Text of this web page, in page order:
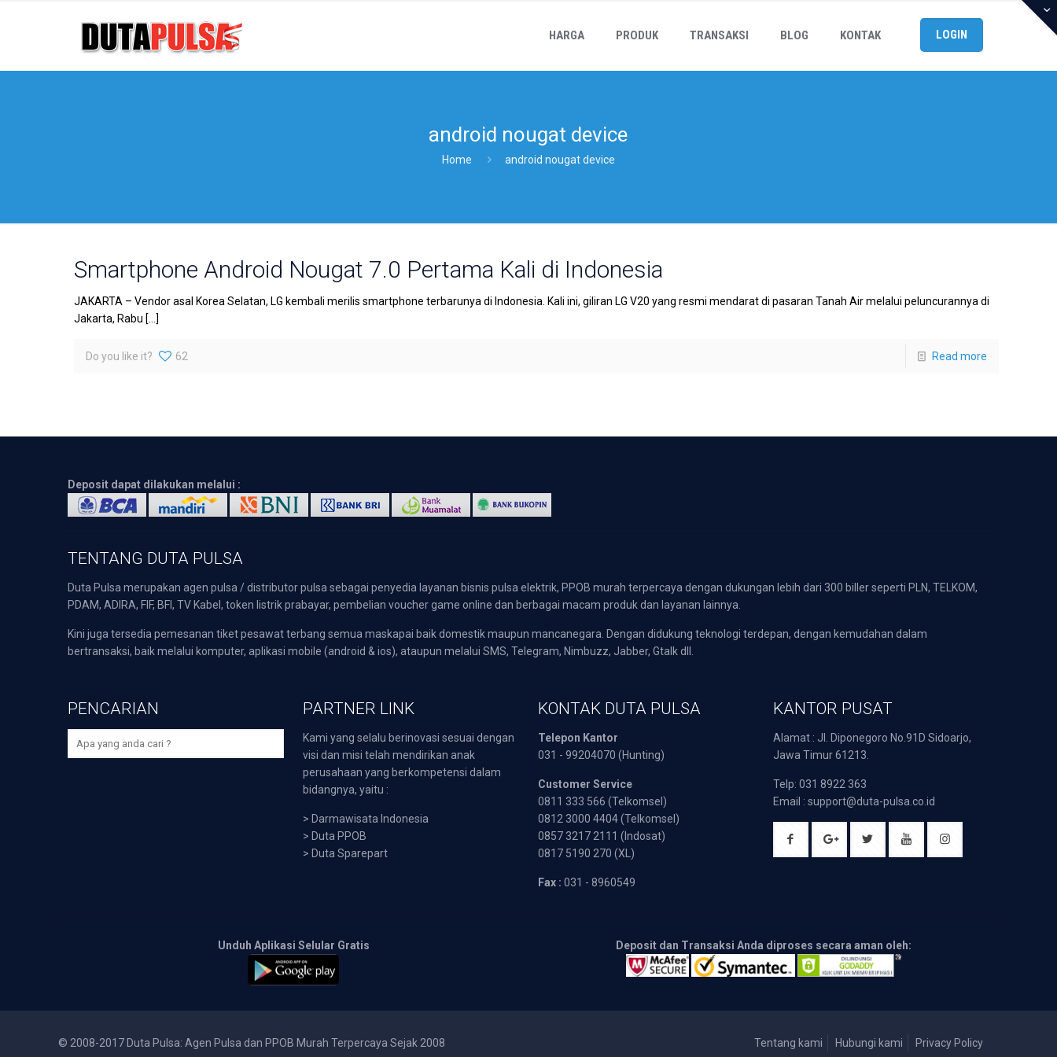
HARGA PRODUK TRANSAKSI BLOG KONTAK LOGIN
android nougat device
Home android nougat device
Smartphone Android Nougat 7.0 Pertama Kali di Indonesia
JAKARTA – Vendor asal Korea Selatan, LG kembali merilis smartphone terbarunya di Indonesia. Kali ini, giliran LG V20 yang resmi mendarat di pasaran Tanah Air melalui peluncurannya di
Jakarta, Rabu […]
Do you like it? 62 Read more
Deposit dapat dilakukan melalui :
TENTANG DUTA PULSA
Duta Pulsa merupakan agen pulsa / distributor pulsa sebagai penyedia layanan bisnis pulsa elektrik, PPOB murah terpercaya dengan dukungan lebih dari 300 biller seperti PLN, TELKOM,
PDAM, ADIRA, FIF, BFI, TV Kabel, token listrik prabayar, pembelian voucher game online dan berbagai macam produk dan layanan lainnya.
Kini juga tersedia pemesanan tiket pesawat terbang semua maskapai baik domestik maupun mancanegara. Dengan didukung teknologi terdepan, dengan kemudahan dalam
bertransaksi, baik melalui komputer, aplikasi mobile (android & ios), ataupun melalui SMS, Telegram, Nimbuzz, Jabber, Gtalk dll.
PENCARIAN PARTNER LINK
Kami yang selalu berinovasi sesuai dengan
visi dan misi telah mendirikan anak
perusahaan yang berkompetensi dalam
bidangnya, yaitu :
> Darmawisata Indonesia
> Duta PPOB
> Duta Sparepart
KONTAK DUTA PULSA
Telepon Kantor
031 - 99204070 (Hunting)
Customer Service
0811 333 566 (Telkomsel)
0812 3000 4404 (Telkomsel)
0857 3217 2111 (Indosat)
0817 5190 270 (XL)
Fax : 031 - 8960549
KANTOR PUSAT
Alamat : Jl. Diponegoro No.91D Sidoarjo,
Jawa Timur 61213.
Telp: 031 8922 363
Email : support@duta-pulsa.co.id
Unduh Aplikasi Selular Gratis Deposit dan Transaksi Anda diproses secara aman oleh:
© 2008-2017 Duta Pulsa: Agen Pulsa dan PPOB Murah Terpercaya Sejak 2008 Tentang kami Hubungi kami Privacy Policy